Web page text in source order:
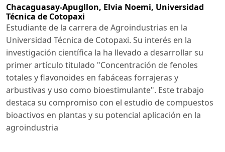
Chacaguasay-Apugllon, Elvia Noemi, Universidad
Técnica de Cotopaxi
Estudiante de la carrera de Agroindustrias en la
Universidad Técnica de Cotopaxi. Su interés en la
investigación científica la ha llevado a desarrollar su
primer artículo titulado "Concentración de fenoles
totales y flavonoides en fabáceas forrajeras y
arbustivas y uso como bioestimulante". Este trabajo
destaca su compromiso con el estudio de compuestos
bioactivos en plantas y su potencial aplicación en la
agroindustria